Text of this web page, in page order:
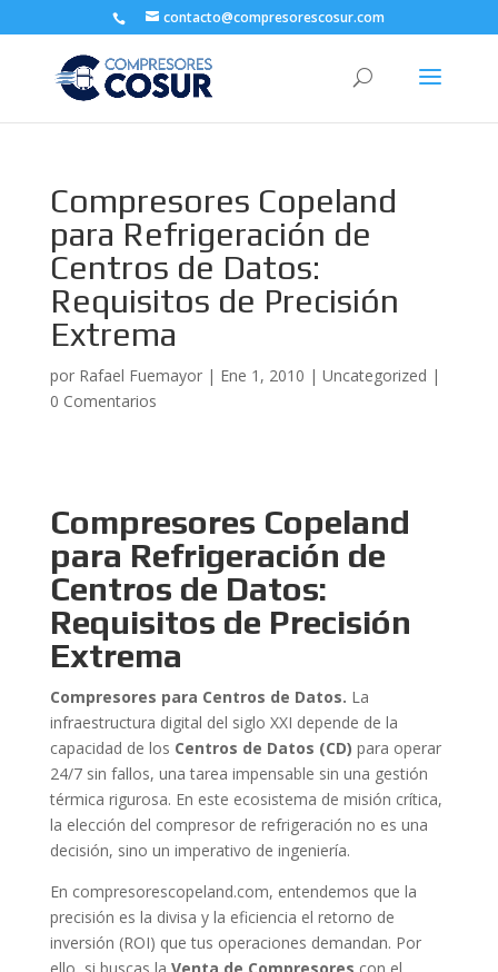
contacto@compresorescosur.com
Compresores Copeland
para Refrigeración de
Centros de Datos:
Requisitos de Precisión
Extrema
por Rafael Fuemayor| Ene 1, 2010 | Uncategorized |
0 Comentarios
Compresores Copeland
para Refrigeración de
Centros de Datos:
Requisitos de Precisión
Extrema
Compresores para Centros de Datos. La
infraestructura digital del siglo XXI depende de la
capacidad de los Centros de Datos (CD) para operar
24/7 sin fallos, una tarea impensable sin una gestión
térmica rigurosa. En este ecosistema de misión crítica,
la elección del compresor de refrigeración no es una
decisión, sino un imperativo de ingeniería.
En compresorescopeland.com, entendemos que la
precisión es la divisa y la eficiencia el retorno de
inversión (ROI) que tus operaciones demandan. Por